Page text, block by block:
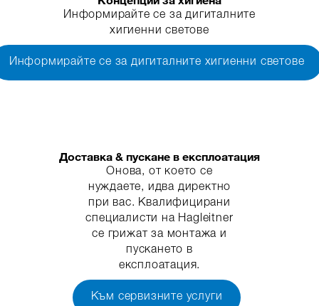
Информирайте се за дигиталните
хигиенни светове
Информирайте се за дигиталните хигиенни светове
Доставка & пускане в експлоатация
Онова, от което се
нуждаете, идва директно
при вас. Квалифицирани
специалисти на Hagleitner
се грижат за монтажа и
пускането в
експлоатация.
Към сервизните услуги